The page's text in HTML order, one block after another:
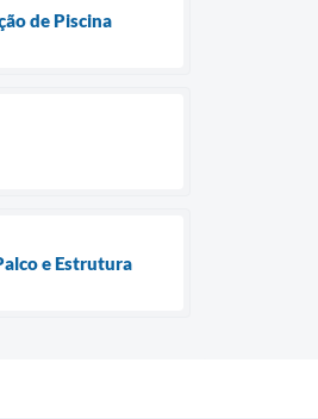
de Piscina
e Estrutura